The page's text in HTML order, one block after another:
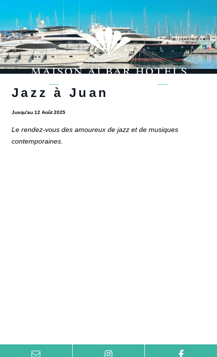
Jazz à Juan
Jusqu'au 12 Août 2025
Le rendez-vous des amoureux de jazz et de musiques
contemporaines.